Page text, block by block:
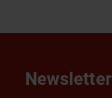
Newsletter